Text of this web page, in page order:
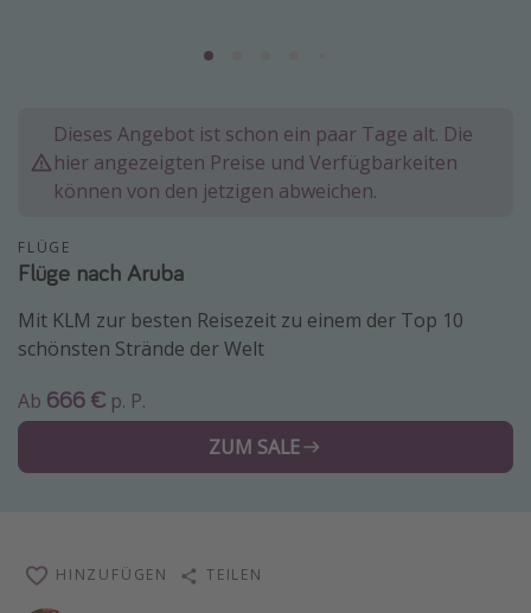
Kefalonia Urlaub
Krabi Urlaub
Sri Lanka Rundreise
Alle Reisethemen
Wochenendtrip
Dieses Angebot ist schon ein paar Tage alt. Die
hier angezeigten Preise und Verfügbarkeiten
können von den jetzigen abweichen.
FLÜGE
Flüge nach Aruba
Mit KLM zur besten Reisezeit zu einem der Top 10
schönsten Strände der Welt
Ab 666 € p. P.
ZUM SALE
HINZUFÜGEN TEILEN